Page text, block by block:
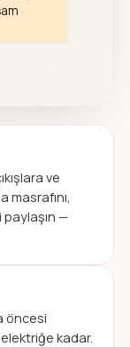
ve
masrafını,
—
öncesi
kadar.